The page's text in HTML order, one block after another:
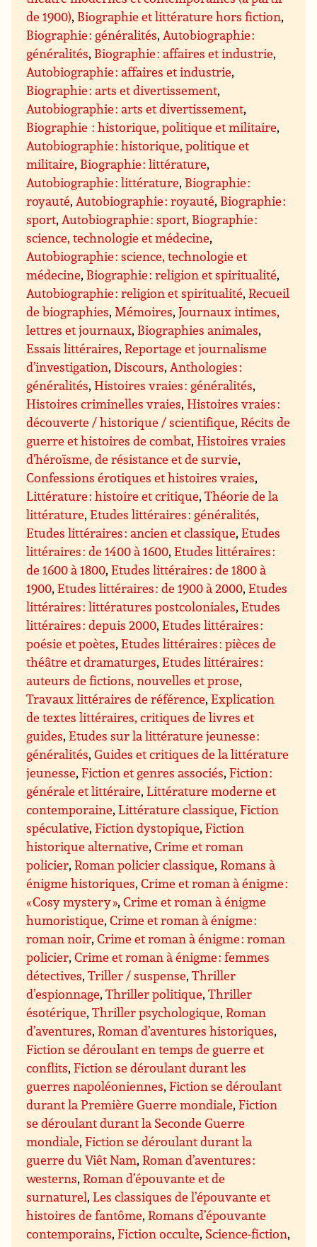
de 1900), Biographie et littérature hors fiction,
Biographie : généralités,Autobiographie :
généralités, Biographie : affaires et industrie,
Autobiographie : affaires et industrie,
Biographie : arts et divertissement,
Autobiographie : arts et divertissement,
Biographie : historique, politique et militaire,
Autobiographie : historique, politique et
militaire, Biographie : littérature,
Autobiographie : littérature, Biographie :
royauté,Autobiographie : royauté, Biographie :
sport,Autobiographie : sport, Biographie :
science, technologie et médecine,
Autobiographie : science, technologie et
médecine, Biographie : religion et spiritualité,
Autobiographie : religion et spiritualité,Recueil
de biographies,Mémoires,Journaux intimes,
lettres et journaux, Biographies animales,
Essais littéraires,Reportage et journalisme
d’investigation,Discours,Anthologies :
généralités,Histoires vraies : généralités,
Histoires criminelles vraies,Histoires vraies :
découverte / historique / scientifique,Récits de
guerre et histoires de combat,Histoires vraies
d’héroïsme, de résistance et de survie,
Confessions érotiques et histoires vraies,
Littérature : histoire et critique,Théorie de la
littérature,Etudes littéraires : généralités,
Etudes littéraires : ancien et classique,Etudes
littéraires : de 1400 à 1600,Etudes littéraires :
de 1600 à 1800,Etudes littéraires : de 1800 à
1900,Etudes littéraires : de 1900 à 2000,Etudes
littéraires : littératures postcoloniales,Etudes
littéraires : depuis 2000,Etudes littéraires :
poésie et poètes,Etudes littéraires : pièces de
théâtre et dramaturges,Etudes littéraires :
auteurs de fictions, nouvelles et prose,
Travaux littéraires de référence,Explication
de textes littéraires, critiques de livres et
guides,Etudes sur la littérature jeunesse :
généralités,Guides et critiques de la littérature
jeunesse,Fiction et genres associés,Fiction :
générale et littéraire,Littérature moderne et
contemporaine,Littérature classique,Fiction
spéculative,Fiction dystopique,Fiction
historique alternative,Crime et roman
policier,Roman policier classique,Romans à
énigme historiques,Crime et roman à énigme :
« Cosy mystery »,Crime et roman à énigme
humoristique,Crime et roman à énigme :
roman noir,Crime et roman à énigme : roman
policier,Crime et roman à énigme : femmes
détectives,Triller / suspense,Thriller
d’espionnage,Thriller politique,Thriller
ésotérique,Thriller psychologique,Roman
d’aventures,Roman d’aventures historiques,
Fiction se déroulant en temps de guerre et
conflits,Fiction se déroulant durant les
guerres napoléoniennes,Fiction se déroulant
durant la Première Guerre mondiale,Fiction
se déroulant durant la Seconde Guerre
mondiale,Fiction se déroulant durant la
guerre du Viêt Nam,Roman d’aventures :
westerns,Roman d’épouvante et de
surnaturel,Les classiques de l’épouvante et
histoires de fantôme,Romans d’épouvante
contemporains,Fiction occulte, Science-fiction,